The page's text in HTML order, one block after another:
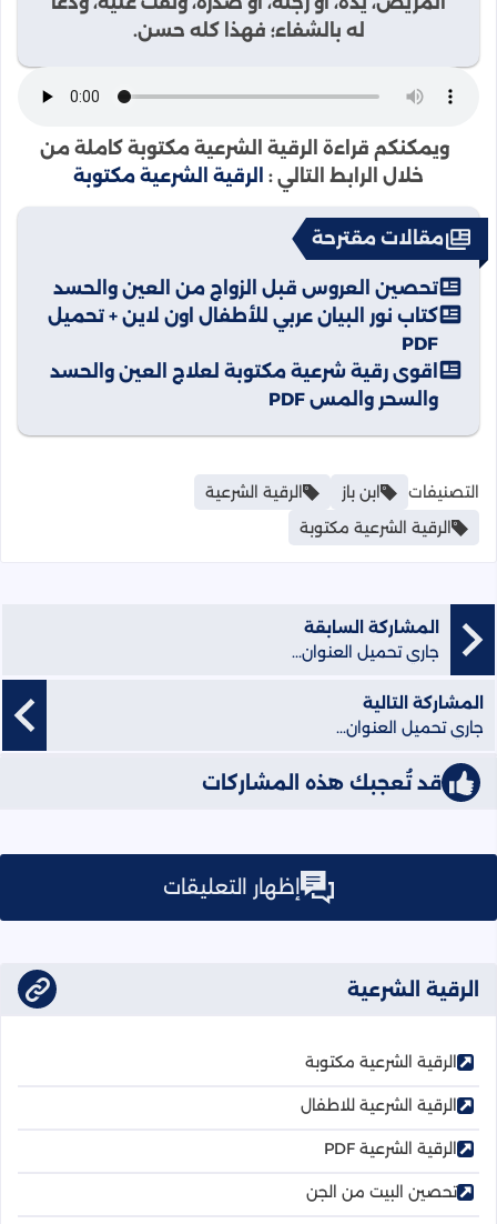
له بالشفاء؛ فهذا كله حسن.
ويمكنكم قراءة الرقية الشرعية مكتوبة كاملة من
خلال الرابط التالي :
الرقية الشرعية مكتوبة
مقالات مقترحة
تحصين العروس قبل الزواج من العين والحسد
كتاب نور البيان عربي للأطفال اون لاين + تحميل
PDF
اقوى رقية شرعية مكتوبة لعلاج العين والحسد
والسحر والمس PDF
التصنيفات ابن باز
الرقية الشرعية
الرقية الشرعية مكتوبة
المشاركة السابقة
جاري تحميل العنوان...
المشاركة التالية
جاري تحميل العنوان...
قد تُعجبك هذه المشاركات
إظهار التعليقات
الرقية الشرعية
الرقية الشرعية مكتوبة
الرقية الشرعية للاطفال
الرقية الشرعية PDF
تحصين البيت من الجن